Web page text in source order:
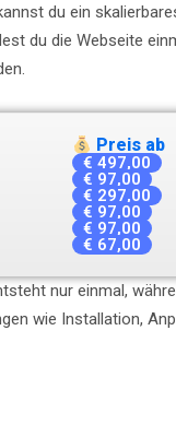
du ein
du die Webseite
Preis ab
€ 497,00
€ 97,00
€ 297,00
€ 97,00
€ 97,00
€ 67,00
nur einmal,
wie Installation,